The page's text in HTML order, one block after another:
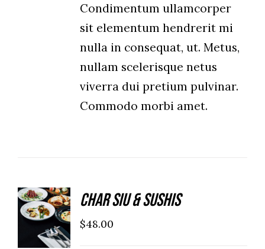
Condimentum ullamcorper
sit elementum hendrerit mi
nulla in consequat, ut. Metus,
nullam scelerisque netus
viverra dui pretium pulvinar.
Commodo morbi amet.
ADD TO
CART
/
DETAILS
Char Siu & Sushis
$48.00